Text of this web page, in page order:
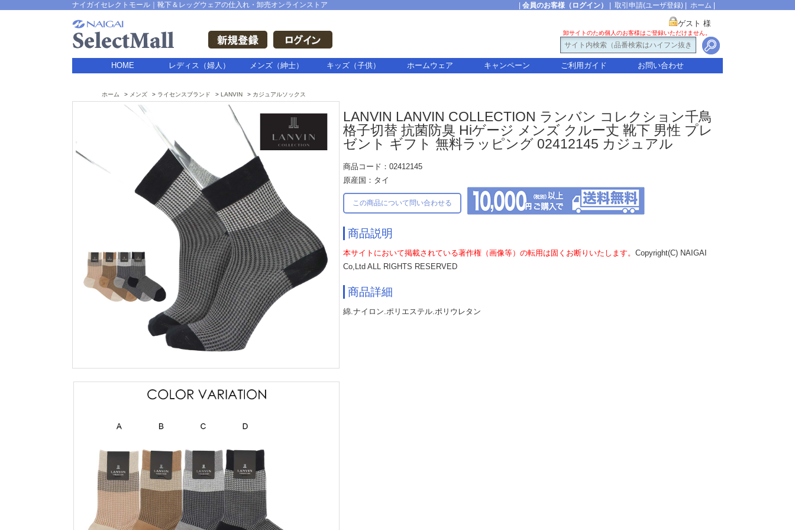
ナイガイセレクトモール｜靴下＆レッグウェアの仕入れ・卸売オンラインストア 会員のお客様（ログイン） 取引申請(ユーザ登録) ホーム
ゲスト 様
卸サイトのため個人のお客様はご登録いただけません。
HOME レディス（婦人） メンズ（紳士） キッズ（子供） ホームウェア キャンペーン ご利用ガイド お問い合わせ
ホーム メンズ ライセンスブランド LANVIN カジュアルソックス
LANVIN LANVIN COLLECTION ランバン コレクション千鳥
格子切替 抗菌防臭 Hiゲージ メンズ クルー丈 靴下 男性 プレ
ゼント ギフト 無料ラッピング 02412145 カジュアル
商品コード：02412145
原産国：タイ
この商品について問い合わせる
商品説明
本サイトにおいて掲載されている著作権（画像等）の転用は固くお断りいたします。Copyright(C) NAIGAI
Co,Ltd ALL RIGHTS RESERVED
商品詳細
綿.ナイロン.ポリエステル.ポリウレタン